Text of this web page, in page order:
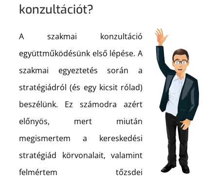
konzultációt?
A szakmai konzultáció
együttműködésünk első lépése. A
szakmai egyeztetés során a
stratégiádról (és egy kicsit rólad)
beszélünk. Ez számodra azért
előnyös, mert miután
megismertem a kereskedési
stratégiád körvonalait, valamint
felmértem tőzsdei